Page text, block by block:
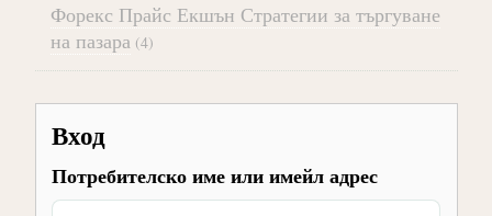
Форекс Прайс Екшън Стратегии за търгуване
на пазара (4)
Вход
Потребителско име или имейл адрес